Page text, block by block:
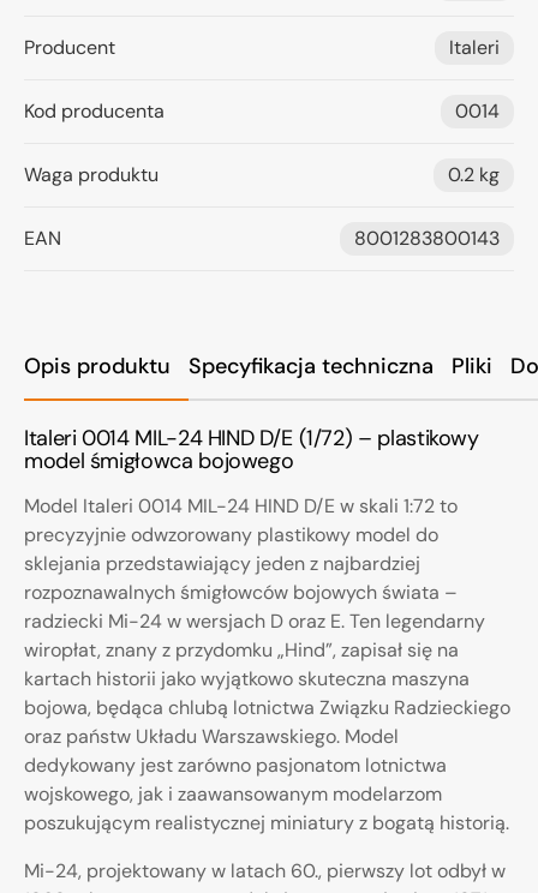
Opis produktu Specyfikacja techniczna Pliki
Italeri 0014 MIL-24 HIND D/E (1/72) – plastikowy
model śmigłowca bojowego
Model Italeri 0014 MIL-24 HIND D/E w skali 1:72 to
precyzyjnie odwzorowany plastikowy model do
sklejania przedstawiający jeden z najbardziej
rozpoznawalnych śmigłowców bojowych świata –
radziecki Mi-24 w wersjach D oraz E. Ten legendarny
wiropłat, znany z przydomku „Hind”, zapisał się na
kartach historii jako wyjątkowo skuteczna maszyna
bojowa, będąca chlubą lotnictwa Związku Radzieckiego
oraz państw Układu Warszawskiego. Model
dedykowany jest zarówno pasjonatom lotnictwa
wojskowego, jak i zaawansowanym modelarzom
poszukującym realistycznej miniatury z bogatą historią.
Mi-24, projektowany w latach 60., pierwszy lot odbył w
Producent Italeri
Kod producenta 0014
Waga produktu 0.2 kg
EAN 8001283800143